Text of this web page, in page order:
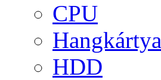
CPU
Hangkártya
HDD